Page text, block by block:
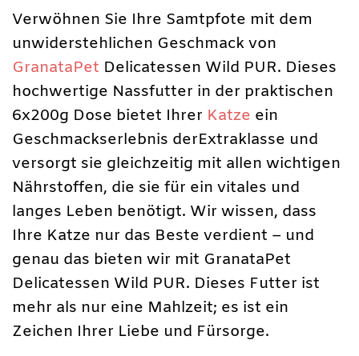
Verwöhnen Sie Ihre Samtpfote mit dem
unwiderstehlichen Geschmack von
GranataPet Delicatessen Wild PUR. Dieses
hochwertige Nassfutter in der praktischen
6x200g Dose bietet Ihrer Katze ein
Geschmackserlebnis derExtraklasse und
versorgt sie gleichzeitig mit allen wichtigen
Nährstoffen, die sie für ein vitales und
langes Leben benötigt. Wir wissen, dass
Ihre Katze nur das Beste verdient – und
genau das bieten wir mit GranataPet
Delicatessen Wild PUR. Dieses Futter ist
mehr als nur eine Mahlzeit; es ist ein
Zeichen Ihrer Liebe und Fürsorge.